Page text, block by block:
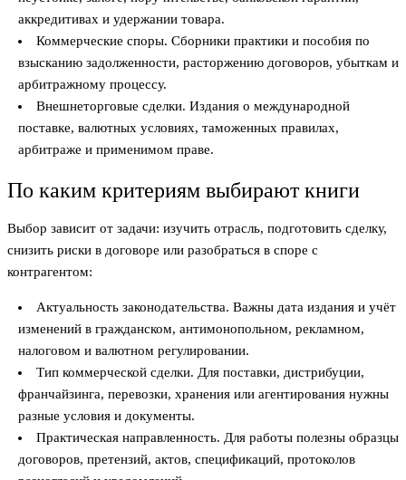
аккредитивах и удержании товара.
Коммерческие споры. Сборники практики и пособия по
взысканию задолженности, расторжению договоров, убыткам и
арбитражному процессу.
Внешнеторговые сделки. Издания о международной
поставке, валютных условиях, таможенных правилах,
арбитраже и применимом праве.
По каким критериям выбирают книги
Выбор зависит от задачи: изучить отрасль, подготовить сделку,
снизить риски в договоре или разобраться в споре с
контрагентом:
Актуальность законодательства. Важны дата издания и учёт
изменений в гражданском, антимонопольном, рекламном,
налоговом и валютном регулировании.
Тип коммерческой сделки. Для поставки, дистрибуции,
франчайзинга, перевозки, хранения или агентирования нужны
разные условия и документы.
Практическая направленность. Для работы полезны образцы
договоров, претензий, актов, спецификаций, протоколов